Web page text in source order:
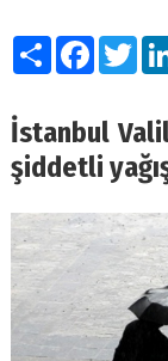
Paylaş
İstanbul
şiddetli